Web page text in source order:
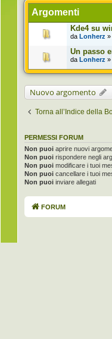
Argomenti
Kde4 su
da Lonherz »
Un passo
da Lonherz »
Nuovo argomento
Torna all’Indice della
PERMESSI FORUM
Non puoi aprire nuovi
Non puoi rispondere negli
Non puoi modificare i tuoi
Non puoi cancellare i tuoi
Non puoi inviare allegati
FORUM